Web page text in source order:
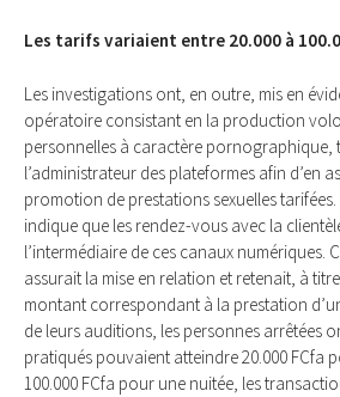
Les tarifs variaient entre 20.000 à
Les investigations ont, en outre, mis en
opératoire consistant en la production
personnelles à caractère pornographique,
l’administrateur des plateformes afin d’en
promotion de prestations sexuelles
indique que les rendez-vous avec la
l’intermédiaire de ces canaux numériques.
assurait la mise en relation et retenait, à
montant correspondant à la prestation
de leurs auditions, les personnes arrêtées
pratiqués pouvaient atteindre 20.000 FCfa
100.000 FCfa pour une nuitée, les